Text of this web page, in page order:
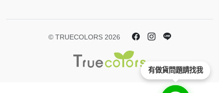
© TRUECOLORS 2026
有做貨問題請找我